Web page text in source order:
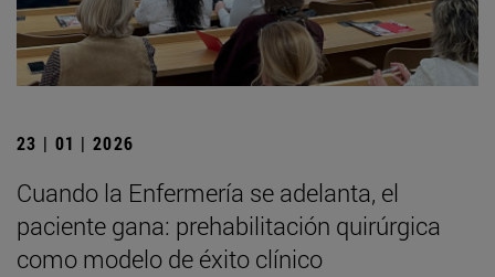
23 | 01 | 2026
Cuando la Enfermería se adelanta, el
paciente gana: prehabilitación quirúrgica
como modelo de éxito clínico